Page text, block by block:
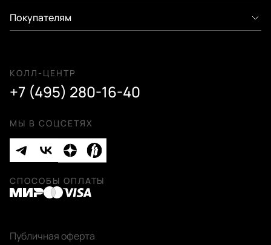
Покупателям
КОЛЛ-ЦЕНТР
+7 (495) 280-16-40
МЫ В СОЦСЕТЯХ
Публичная оферта
СПОСОБЫ ОПЛАТЫ